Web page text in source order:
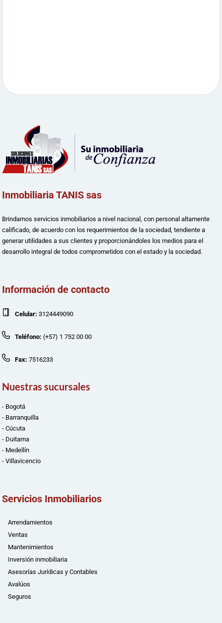
Inmobiliaria TANIS sas
Brindamos servicios inmobiliarios a nivel nacional, con personal altamente
calificado, de acuerdo con los requerimientos de la sociedad, tendiente a
generar utilidades a sus clientes y proporcionándoles los medios para el
desarrollo integral de todos comprometidos con el estado y la sociedad.
Información de contacto
Celular: 3124449090
Teléfono: (+57) 1 752 00 00
Fax: 7516233
Nuestras sucursales
- Bogotá
- Barranquilla
- Cúcuta
- Duitama
- Medellín
- Villavicencio
Servicios Inmobiliarios
Arrendamientos
Ventas
Mantenimientos
Inversión inmobiliaria
Asesorías Jurídicas y Contables
Avalúos
Seguros